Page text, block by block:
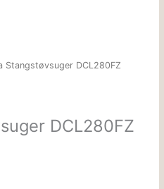
Stangstøvsuger DCL280FZ
DCL280FZ